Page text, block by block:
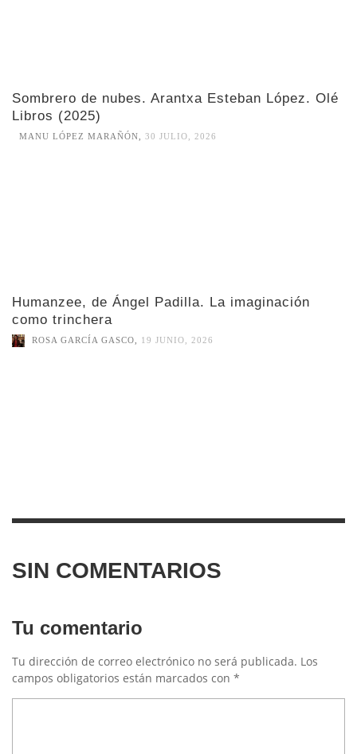
Sombrero de nubes. Arantxa Esteban López. Olé
Libros (2025)
MANU LÓPEZ MARAÑÓN 30 JULIO, 2026
Humanzee, de Ángel Padilla. La imaginación
como trinchera
ROSA GARCÍA GASCO, 19 JUNIO, 2026
SIN COMENTARIOS
Tu comentario
Tu dirección de correo electrónico no será publicada. Los
campos obligatorios están marcados con *